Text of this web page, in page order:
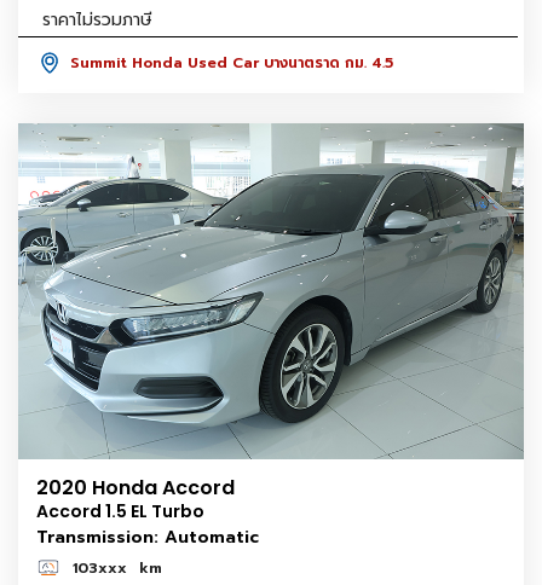
ราคาไม่รวมภาษี
Summit Honda Used Car บางนาตราด กม. 4.5
2020 Honda Accord
Accord 1.5 EL Turbo
Transmission: Automatic
103xxx km